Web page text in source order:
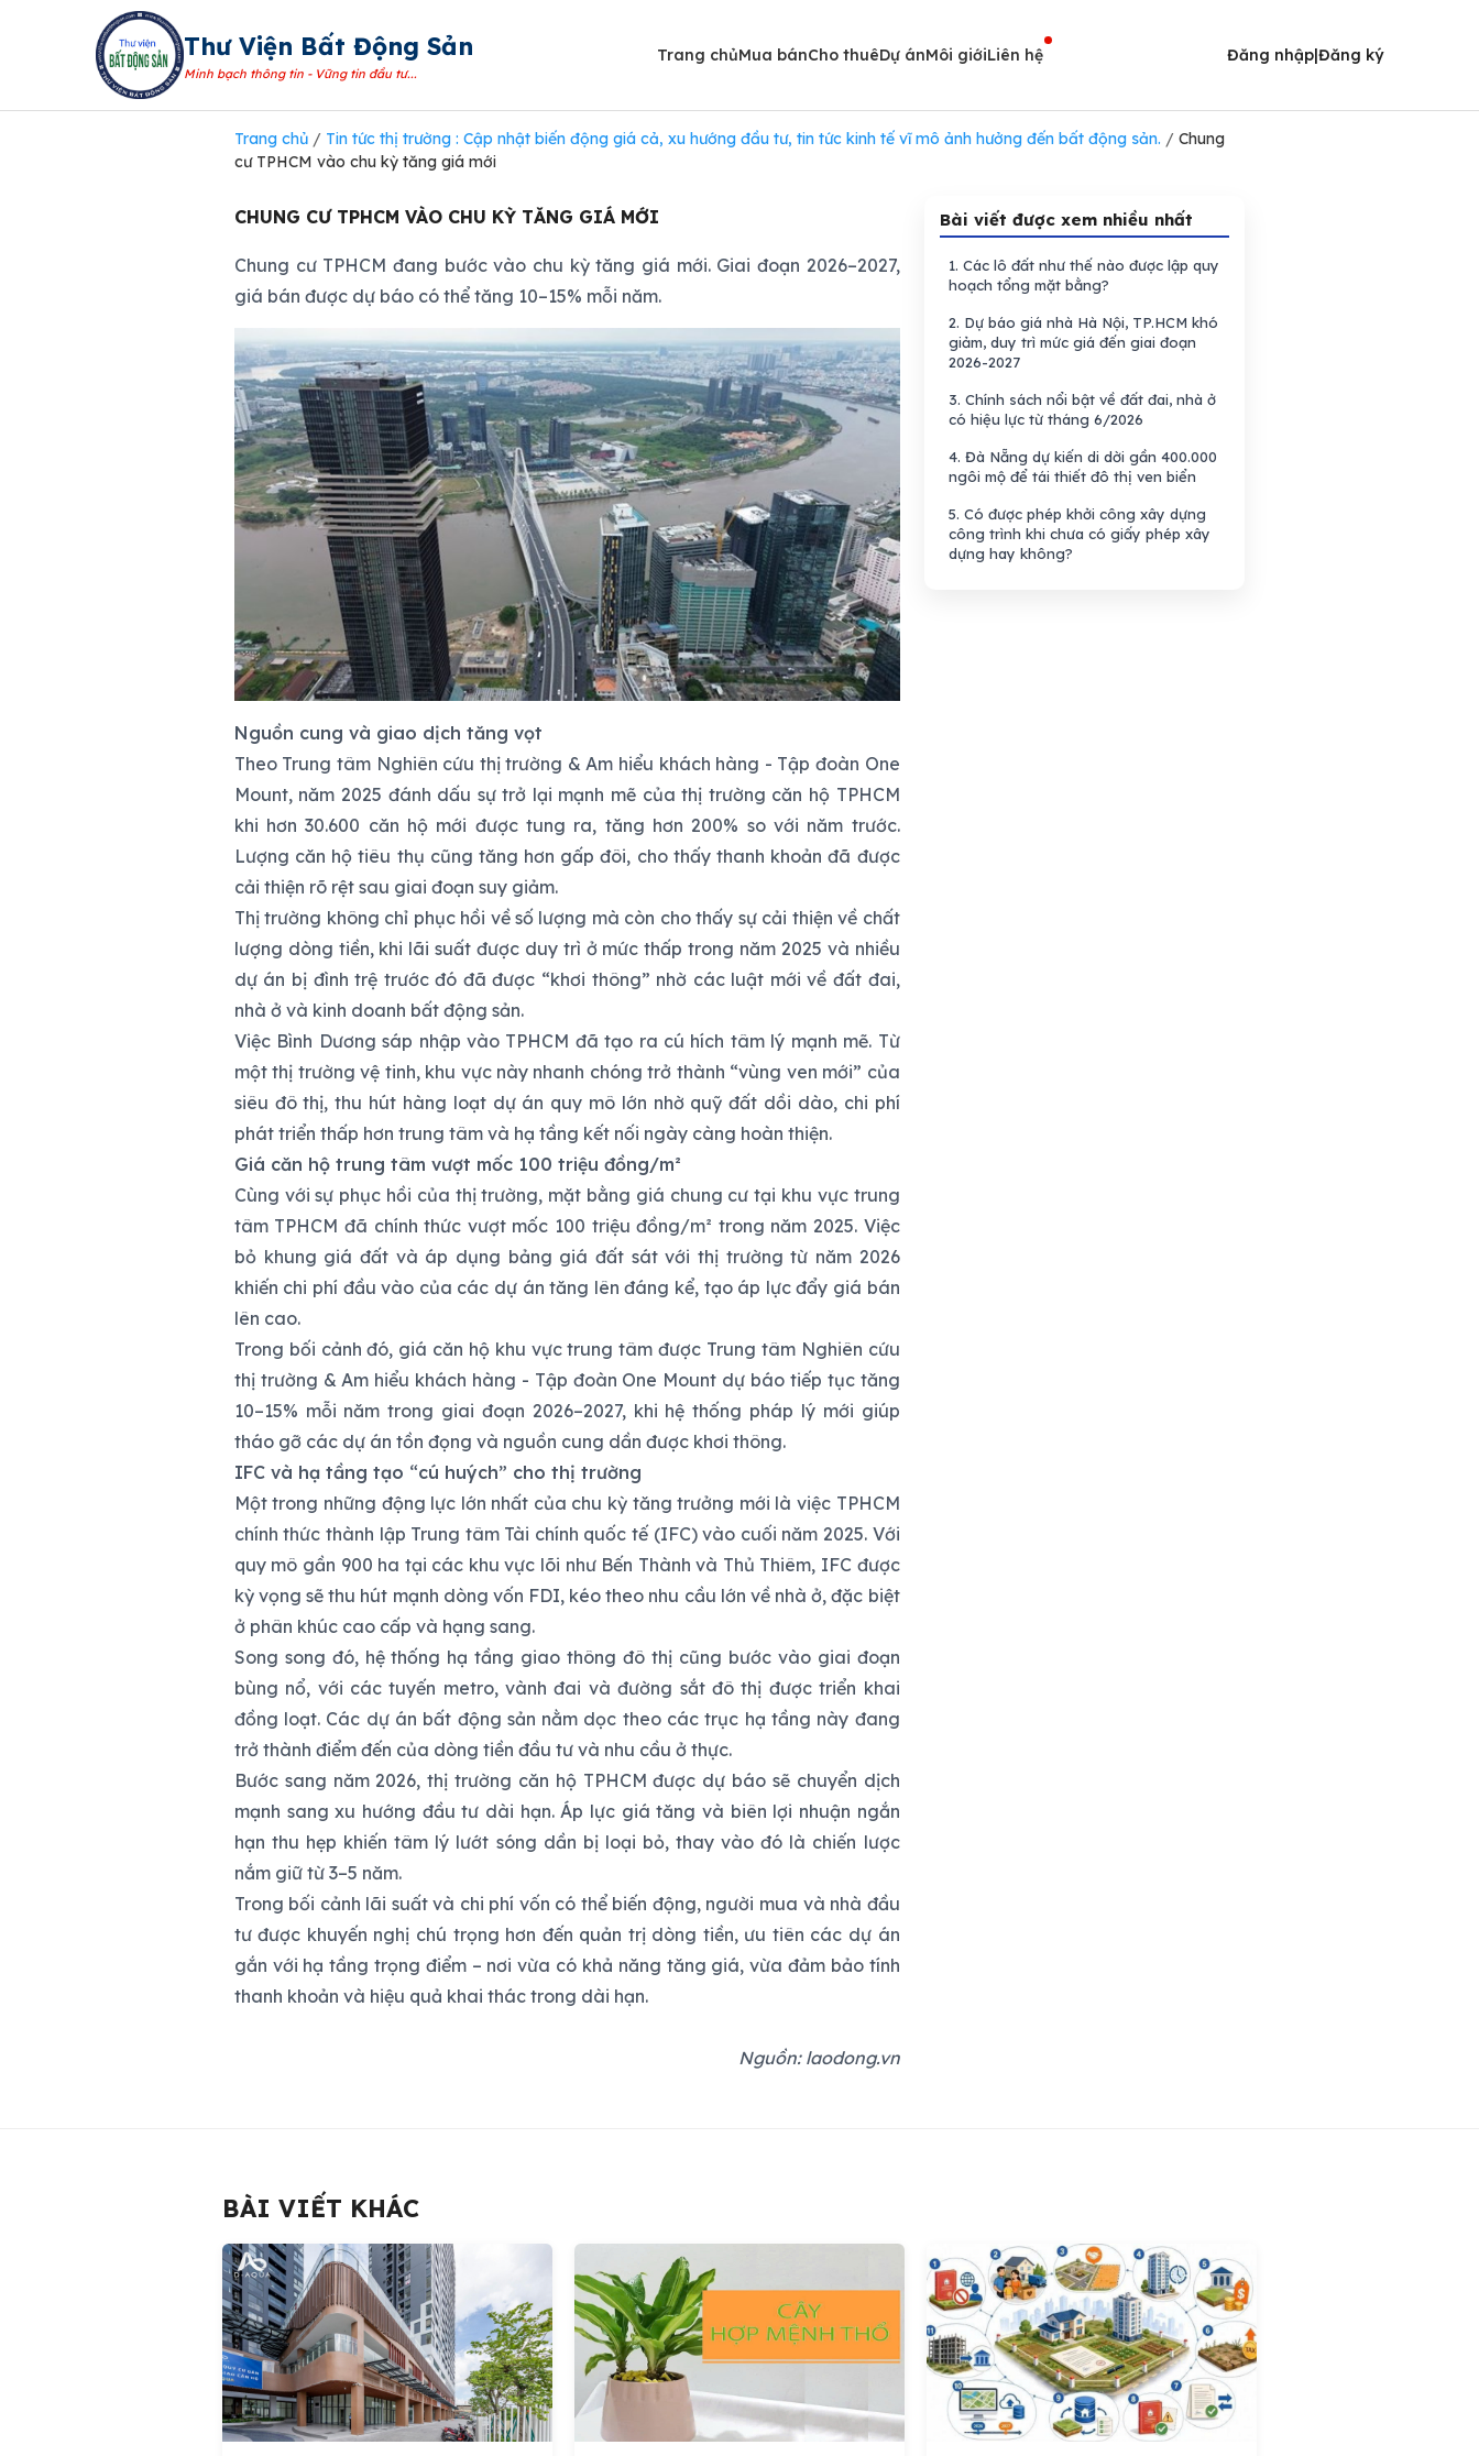
Thư Viện Bất Động Sản
Minh bạch thông tin - Vững tin đầu tư...
Trang chủMua bánCho thuêDự ánMôi giớiLiên hệ Đăng nhập|Đăng ký
Trang chủ/ Tin tức thị trường : Cập nhật biến động giá cả, xu hướng đầu tư, tin tức kinh tế vĩ mô ảnh hưởng đến bất động sản. / Chung
cư TPHCM vào chu kỳ tăng giá mới
CHUNG CƯ TPHCM VÀO CHU KỲ TĂNG GIÁ MỚI
Chung cư TPHCM đang bước vào chu kỳ tăng giá mới. Giai đoạn 2026–2027,
giá bán được dự báo có thể tăng 10–15% mỗi năm.
Nguồn cung và giao dịch tăng vọt
Theo Trung tâm Nghiên cứu thị trường & Am hiểu khách hàng - Tập đoàn One
Mount, năm 2025 đánh dấu sự trở lại mạnh mẽ của thị trường căn hộ TPHCM
khi hơn 30.600 căn hộ mới được tung ra, tăng hơn 200% so với năm trước.
Lượng căn hộ tiêu thụ cũng tăng hơn gấp đôi, cho thấy thanh khoản đã được
cải thiện rõ rệt sau giai đoạn suy giảm.
Thị trường không chỉ phục hồi về số lượng mà còn cho thấy sự cải thiện về chất
lượng dòng tiền, khi lãi suất được duy trì ở mức thấp trong năm 2025 và nhiều
dự án bị đình trệ trước đó đã được “khơi thông” nhờ các luật mới về đất đai,
nhà ở và kinh doanh bất động sản.
Việc Bình Dương sáp nhập vào TPHCM đã tạo ra cú hích tâm lý mạnh mẽ. Từ
một thị trường vệ tinh, khu vực này nhanh chóng trở thành “vùng ven mới” của
siêu đô thị, thu hút hàng loạt dự án quy mô lớn nhờ quỹ đất dồi dào, chi phí
phát triển thấp hơn trung tâm và hạ tầng kết nối ngày càng hoàn thiện.
Giá căn hộ trung tâm vượt mốc 100 triệu đồng/m²
Cùng với sự phục hồi của thị trường, mặt bằng giá chung cư tại khu vực trung
tâm TPHCM đã chính thức vượt mốc 100 triệu đồng/m² trong năm 2025. Việc
bỏ khung giá đất và áp dụng bảng giá đất sát với thị trường từ năm 2026
khiến chi phí đầu vào của các dự án tăng lên đáng kể, tạo áp lực đẩy giá bán
lên cao.
Trong bối cảnh đó, giá căn hộ khu vực trung tâm được Trung tâm Nghiên cứu
thị trường & Am hiểu khách hàng - Tập đoàn One Mount dự báo tiếp tục tăng
10–15% mỗi năm trong giai đoạn 2026–2027, khi hệ thống pháp lý mới giúp
tháo gỡ các dự án tồn đọng và nguồn cung dần được khơi thông.
IFC và hạ tầng tạo “cú huých” cho thị trường
Một trong những động lực lớn nhất của chu kỳ tăng trưởng mới là việc TPHCM
chính thức thành lập Trung tâm Tài chính quốc tế (IFC) vào cuối năm 2025. Với
quy mô gần 900 ha tại các khu vực lõi như Bến Thành và Thủ Thiêm, IFC được
kỳ vọng sẽ thu hút mạnh dòng vốn FDI, kéo theo nhu cầu lớn về nhà ở, đặc biệt
ở phân khúc cao cấp và hạng sang.
Song song đó, hệ thống hạ tầng giao thông đô thị cũng bước vào giai đoạn
bùng nổ, với các tuyến metro, vành đai và đường sắt đô thị được triển khai
đồng loạt. Các dự án bất động sản nằm dọc theo các trục hạ tầng này đang
trở thành điểm đến của dòng tiền đầu tư và nhu cầu ở thực.
Bước sang năm 2026, thị trường căn hộ TPHCM được dự báo sẽ chuyển dịch
mạnh sang xu hướng đầu tư dài hạn. Áp lực giá tăng và biên lợi nhuận ngắn
hạn thu hẹp khiến tâm lý lướt sóng dần bị loại bỏ, thay vào đó là chiến lược
nắm giữ từ 3–5 năm.
Trong bối cảnh lãi suất và chi phí vốn có thể biến động, người mua và nhà đầu
tư được khuyến nghị chú trọng hơn đến quản trị dòng tiền, ưu tiên các dự án
gắn với hạ tầng trọng điểm – nơi vừa có khả năng tăng giá, vừa đảm bảo tính
thanh khoản và hiệu quả khai thác trong dài hạn.
Nguồn: laodong.vn
Bài viết được xem nhiều nhất
1. Các lô đất như thế nào được lập quy
hoạch tổng mặt bằng?
2. Dự báo giá nhà Hà Nội, TP.HCM khó
giảm, duy trì mức giá đến giai đoạn
2026-2027
3. Chính sách nổi bật về đất đai, nhà ở
có hiệu lực từ tháng 6/2026
4. Đà Nẵng dự kiến di dời gần 400.000
ngôi mộ để tái thiết đô thị ven biển
5. Có được phép khởi công xây dựng
công trình khi chưa có giấy phép xây
dựng hay không?
BÀI VIẾT KHÁC